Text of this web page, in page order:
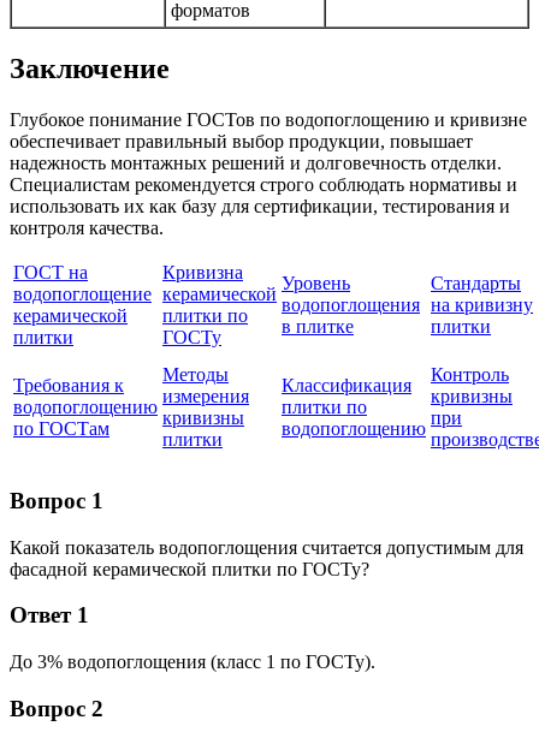
форматов
Заключение
Глубокое понимание ГОСТов по водопоглощению и кривизне
обеспечивает правильный выбор продукции, повышает
надежность монтажных решений и долговечность отделки.
Специалистам рекомендуется строго соблюдать нормативы и
использовать их как базу для сертификации, тестирования и
контроля качества.
ГОСТ на
водопоглощение
керамической
плитки
Кривизна
керамической
плитки по
ГОСТу
Уровень
водопоглощения
в плитке
Стандарты
на кривизну
плитки
Требования к
водопоглощению
по ГОСТам
Методы
измерения
кривизны
плитки
Классификация
плитки по
водопоглощению
Контроль
кривизны
при
Вопрос 1
Какой показатель водопоглощения считается допустимым для
фасадной керамической плитки по ГОСТу?
Ответ 1
До 3% водопоглощения (класс 1 по ГОСТу).
Вопрос 2